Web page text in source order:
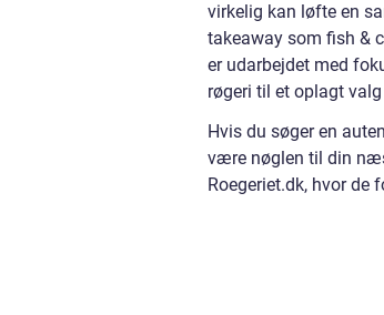
virkelig kan løfte en
takeaway som fish &
er udarbejdet med
røgeri til et oplagt
Hvis du søger en
være nøglen til din
Roegeriet.dk, hvor de